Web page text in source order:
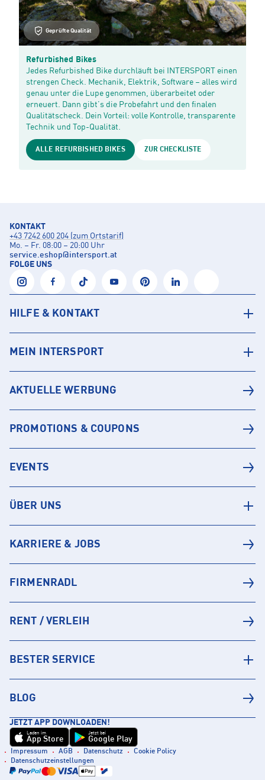
Geprüfte Qualität
Refurbished Bikes
Jedes Refurbished Bike durchläuft bei INTERSPORT einen
strengen Check. Mechanik, Elektrik, Software – alles wird
genau unter die Lupe genommen, überarbeitet oder
erneuert. Dann gibt’s die Probefahrt und den finalen
Qualitätscheck. Dein Vorteil: volle Kontrolle, transparente
Technik und Top-Qualität.
ALLE REFURBISHED BIKES ZUR CHECKLISTE
KONTAKT
+43 7242 600 204 (zum Ortstarif)
Mo. – Fr. 08:00 – 20:00 Uhr
service.eshop@intersport.at
FOLGE UNS
HILFE & KONTAKT
MEIN INTERSPORT
AKTUELLE WERBUNG
PROMOTIONS & COUPONS
EVENTS
ÜBER UNS
KARRIERE & JOBS
FIRMENRADL
RENT / VERLEIH
BESTER SERVICE
BLOG
JETZT APP DOWNLOADEN!
Laden im
App Store
Jetzt bei
Google Play
Impressum AGB Datenschutz
Cookie Policy
Datenschutzeinstellungen